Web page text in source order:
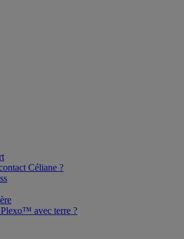
Céliane ?
avec terre ?